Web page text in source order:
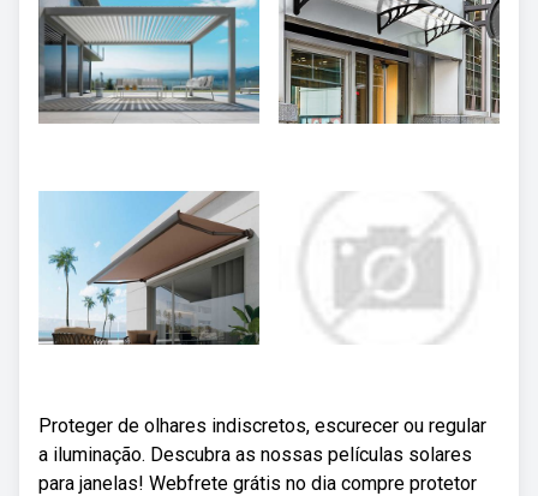
Proteger de olhares indiscretos, escurecer ou regular
a iluminação. Descubra as nossas películas solares
para janelas! Webfrete grátis no dia compre protetor